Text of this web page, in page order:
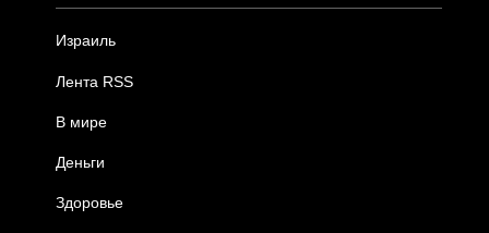
Израиль
Лента RSS
В мире
Деньги
Здоровье